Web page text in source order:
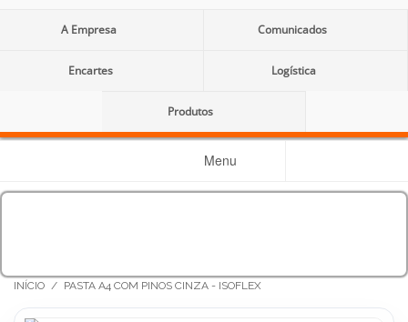
A Empresa Comunicados
Encartes Logística
Produtos
Menu
INÍCIO / PASTA A4 COM PINOS CINZA - ISOFLEX